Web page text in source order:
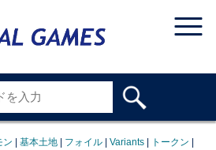
ン 基本土地 フォイル Variants トークン